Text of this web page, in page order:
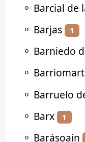
⚬ Barcial de
⚬ Barjas 1
⚬ Barniedo
⚬
⚬ Barruelo
⚬ Barx 1
⚬ Barásoain